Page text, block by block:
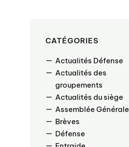
CATÉGORIES
Actualités Défense
Actualités des
groupements
Actualités du siège
Assemblée Générale
Brèves
Défense